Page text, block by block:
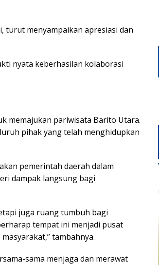
turut menyampaikan apresiasi dan
nyata keberhasilan kolaborasi
memajukan pariwisata Barito Utara.
pihak yang telah menghidupkan
pemerintah daerah dalam
dampak langsung bagi
juga ruang tumbuh bagi
tempat ini menjadi pusat
tambahnya.
sama menjaga dan merawat